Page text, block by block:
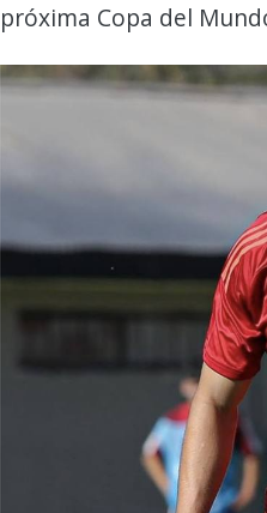
próxima Copa del